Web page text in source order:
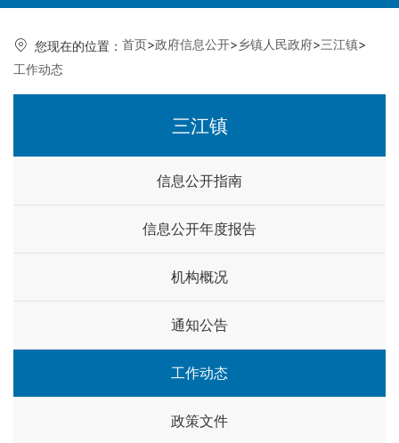
您现在的位置： 首页>政府信息公开>乡镇人民政府>三江镇>
工作动态
三江镇
信息公开指南
信息公开年度报告
机构概况
通知公告
工作动态
政策文件